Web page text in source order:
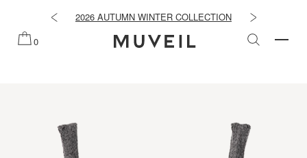
2026 AUTUMN WINTER COLLECTION
0